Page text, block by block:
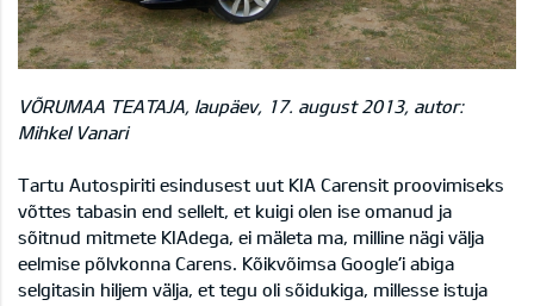
VÕRUMAA TEATAJA, laupäev, 17. august 2013, autor:
Mihkel Vanari
Tartu Autospiriti esindusest uut KIA Carensit proovimiseks
võttes tabasin end sellelt, et kuigi olen ise omanud ja
sõitnud mitmete KIAdega, ei mäleta ma, milline nägi välja
eelmise põlvkonna Carens. Kõikvõimsa Google’i abiga
selgitasin hiljem välja, et tegu oli sõidukiga, millesse istuja